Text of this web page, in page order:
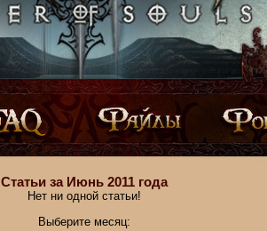
Статьи за Июнь 2011 года
Нет ни одной статьи!
Выберите месяц: